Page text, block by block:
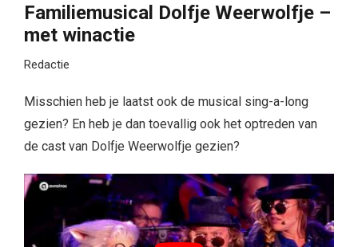
Familiemusical Dolfje Weerwolfje –
met winactie
Redactie
Misschien heb je laatst ook de musical sing-a-long
gezien? En heb je dan toevallig ook het optreden van
de cast van Dolfje Weerwolfje gezien?